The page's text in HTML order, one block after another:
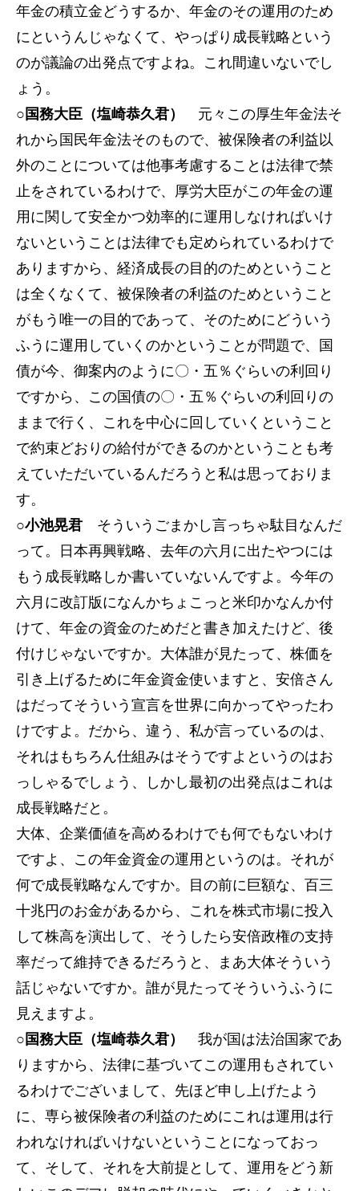
年金の積立金どうするか、年金のその運用のため
にというんじゃなくて、やっぱり成長戦略という
のが議論の出発点ですよね。これ間違いないでし
ょう。
○国務大臣（塩崎恭久君）
元々この厚生年金法そ
れから国民年金法そのもので、被保険者の利益以
外のことについては他事考慮することは法律で禁
止をされているわけで、厚労大臣がこの年金の運
用に関して安全かつ効率的に運用しなければいけ
ないということは法律でも定められているわけで
ありますから、経済成長の目的のためということ
は全くなくて、被保険者の利益のためということ
がもう唯一の目的であって、そのためにどういう
ふうに運用していくのかということが問題で、国
債が今、御案内のように〇・五％ぐらいの利回り
ですから、この国債の〇・五％ぐらいの利回りの
ままで行く、これを中心に回していくということ
で約束どおりの給付ができるのかということも考
えていただいているんだろうと私は思っておりま
す。
○小池晃君 そういうごまかし言っちゃ駄目なんだ
って。日本再興戦略、去年の六月に出たやつには
もう成長戦略しか書いていないんですよ。今年の
六月に改訂版になんかちょこっと米印かなんか付
けて、年金の資金のためだと書き加えたけど、後
付けじゃないですか。大体誰が見たって、株価を
引き上げるために年金資金使いますと、安倍さん
はだってそういう宣言を世界に向かってやったわ
けですよ。だから、違う、私が言っているのは、
それはもちろん仕組みはそうですよというのはお
っしゃるでしょう、しかし最初の出発点はこれは
成長戦略だと。
大体、企業価値を高めるわけでも何でもないわけ
ですよ、この年金資金の運用というのは。それが
何で成長戦略なんですか。目の前に巨額な、百三
十兆円のお金があるから、これを株式市場に投入
して株高を演出して、そうしたら安倍政権の支持
率だって維持できるだろうと、まあ大体そういう
話じゃないですか。誰が見たってそういうふうに
見えますよ。
○国務大臣（塩崎恭久君）
我が国は法治国家であ
りますから、法律に基づいてこの運用もされてい
るわけでございまして、先ほど申し上げたよう
に、専ら被保険者の利益のためにこれは運用は行
われなければいけないということになっておっ
て、そして、それを大前提として、運用をどう新